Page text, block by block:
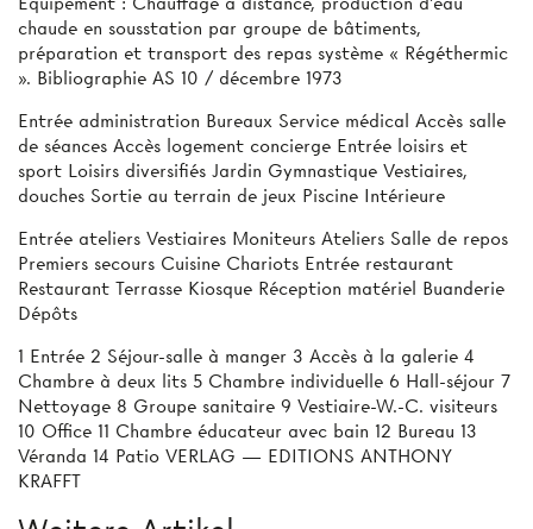
chaude en sousstation par groupe de bâtiments,
préparation et transport des repas système « Régéthermic
». Bibliographie AS 10 / décembre 1973
Entrée administration Bureaux Service médical Accès salle
de séances Accès logement concierge Entrée loisirs et
sport Loisirs diversifiés Jardin Gymnastique Vestiaires,
douches Sortie au terrain de jeux Piscine Intérieure
Entrée ateliers Vestiaires Moniteurs Ateliers Salle de repos
Premiers secours Cuisine Chariots Entrée restaurant
Restaurant Terrasse Kiosque Réception matériel Buanderie
Dépôts
1 Entrée 2 Séjour-salle à manger 3 Accès à la galerie 4
Chambre à deux lits 5 Chambre individuelle 6 Hall-séjour 7
Nettoyage 8 Groupe sanitaire 9 Vestiaire-W.-C. visiteurs
10 Office 11 Chambre éducateur avec bain 12 Bureau 13
Véranda 14 Patio VERLAG — EDITIONS ANTHONY
KRAFFT